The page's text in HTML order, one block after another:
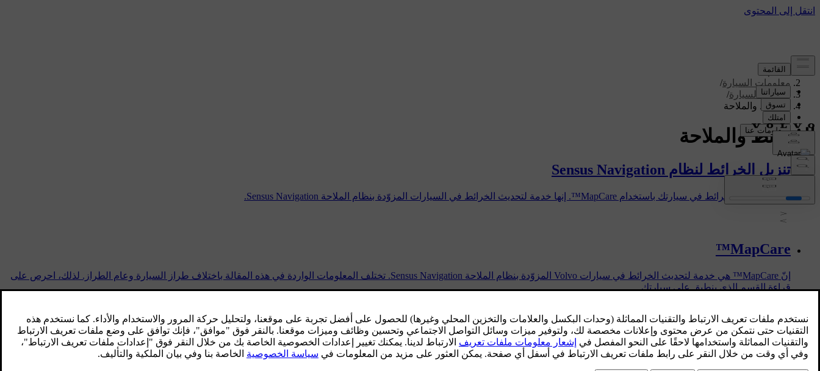
الدعم/
معلومات السيارة/
برامج السيارة/
الخرائط والملاحة
الخرائط والملاحة
تنزيل الخرائط لنظام Sensus Navigation
يمكنك تحديث الخرائط في سيارتك باستخدام MapCare™. إنها خدمة لتحديث الخرائط في السيارات المزوّدة بنظام الملاحة Sensus Navigation.
MapCare™
إنّ MapCare™ هي خدمة لتحديث الخرائط في سيارات Volvo المزوّدة بنظام الملاحة Sensus Navigation. تختلف المعلومات الواردة في هذه المقالة باختلاف طراز السيارة وعام الطراز. لذلك، احرص على
قراءة القسم الذي ينطبق على سيارتك.
تنزيل الخرائط لـ Sensus Navigation (2016)
ابحث عن الخرائط وقم بتنزيلها Sensus Navigation (2016) هنا